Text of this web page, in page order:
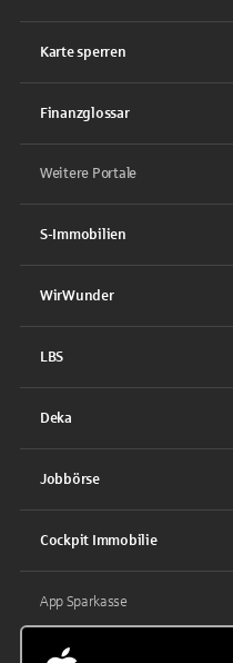
Karte sperren
Finanzglossar
Weitere Portale
S-Immobilien
WirWunder
LBS
Deka
Jobbörse
Cockpit Immobilie
App Sparkasse